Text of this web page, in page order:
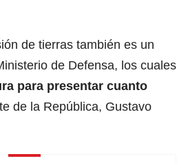
de tierras también es un
de Defensa, los cuales
para presentar cuanto
de la República, Gustavo